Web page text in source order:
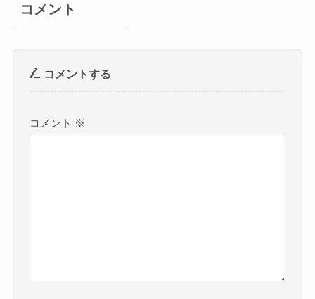
コメント
コメントする
コメント ※